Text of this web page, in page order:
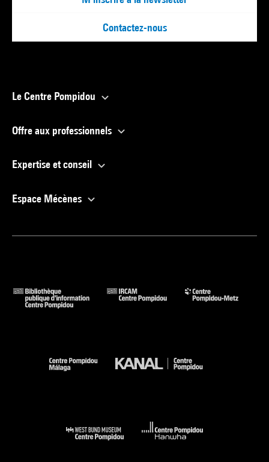
Contactez-nous
Le Centre Pompidou
Offre aux professionnels
Expertise et conseil
Espace Mécènes